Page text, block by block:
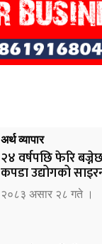
अर्थ व्यापार
२४ वर्षपछि फेरि
कपडा उद्योगको
२०८३ असार २८ गते ।